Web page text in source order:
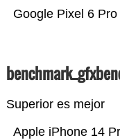
Google Pixel 6 Pro
Superior es mejor
Apple iPhone 14